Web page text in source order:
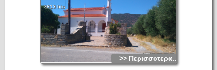
3813 hits
>> Περισσότερα...